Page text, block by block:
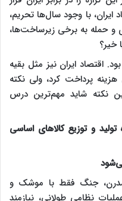
با وجود سال‌ها تحریم،
و حمله به برخی زیرساخت‌ها،
خیر؟
اقتصاد ایران نیز مثل بقیه
پرداخت کرد، ولی نکته
نکته شاید مهم‌ترین درس
و توزیع کالاهای اساسی
جنگ فقط با موشک و
نظامی طولانی، نیازمند